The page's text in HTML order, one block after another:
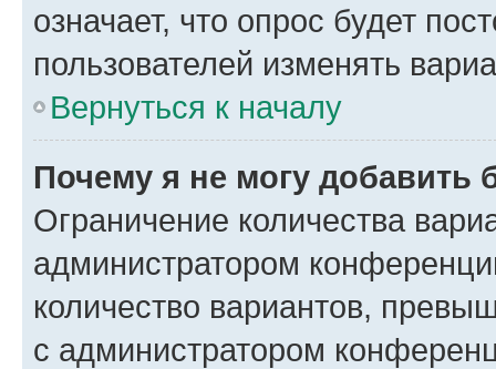
означает, что опрос будет
пользователей изменять
Вернуться к началу
Почему я не могу добавить
Ограничение количества
администратором
количество вариантов,
с администратором